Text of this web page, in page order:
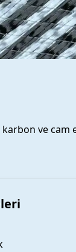
ve cam